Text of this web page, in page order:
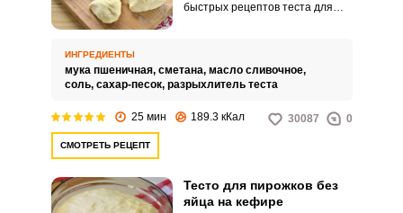
быстрых рецептов теста для
ИНГРЕДИЕНТЫ
мука пшеничная, сметана, масло сливочное,
соль, сахар-песок, разрыхлитель теста
25 мин 189.3 кКал 30087 0
СМОТРЕТЬ РЕЦЕПТ
Тесто для пирожков без
яйца на кефире